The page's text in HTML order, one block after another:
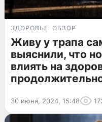
ЗДОРОВЬЕ ОБЗОР
Живу у трапа
выяснили, что
влиять на
30 июня, 2024, 15:48